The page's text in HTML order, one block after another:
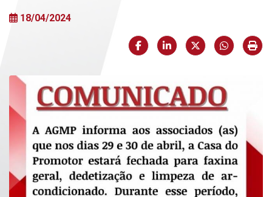
18/04/2024
FacebookLinkedInX (formerly